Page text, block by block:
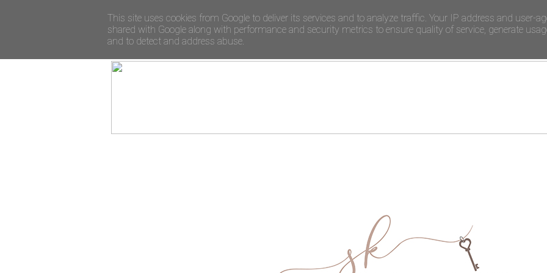
This site uses cookies from Google to deliver its services and to analyze traffic. Your IP address and user-
shared with Google along with performance and security metrics to ensure quality of service, generate
and to detect and address abuse.